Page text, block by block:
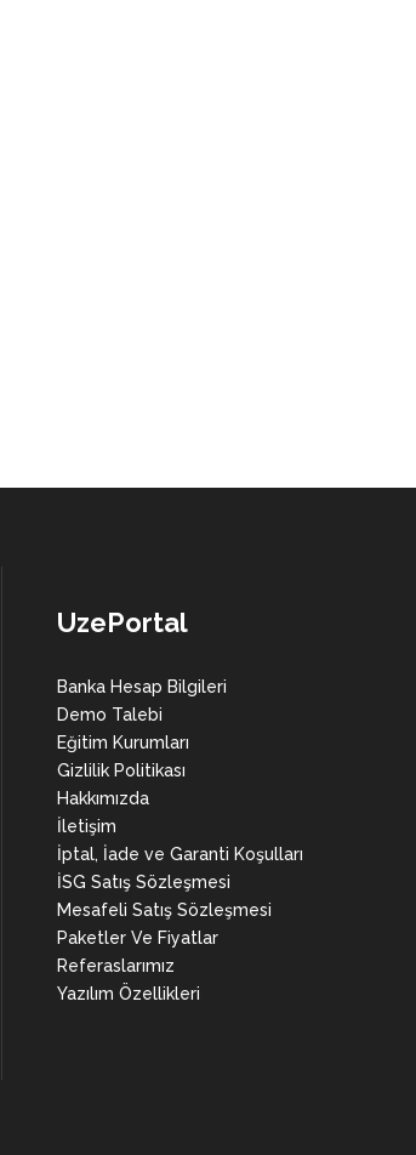
UzePortal
Banka Hesap Bilgileri
Demo Talebi
Eğitim Kurumları
Gizlilik Politikası
Hakkımızda
İletişim
İptal, İade ve Garanti Koşulları
İSG Satış Sözleşmesi
Mesafeli Satış Sözleşmesi
Paketler Ve Fiyatlar
Referaslarımız
Yazılım Özellikleri